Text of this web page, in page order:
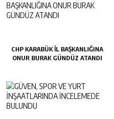
CHP KARABÜK İL BAŞKANLIĞINA
ONUR BURAK GÜNDÜZ ATANDI